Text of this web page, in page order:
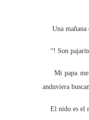
Una mañana
“! Son
Mi papa me
anduviera
El nido es el